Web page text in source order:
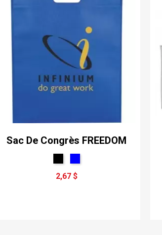
Sac De Congrès FREEDOM
2,67 $